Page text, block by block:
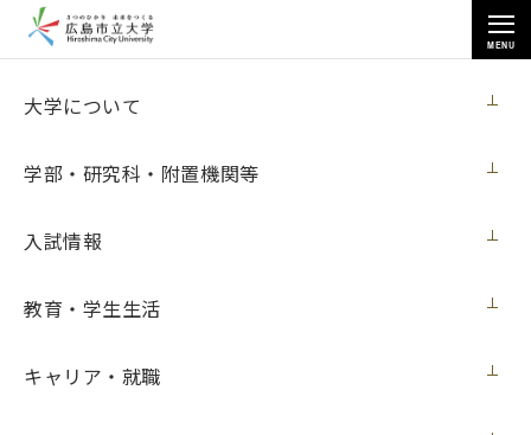
大学について
学部・研究科・附置機関等
入試情報
教育・学生生活
キャリア・就職
MENU
トップページ>お知らせ
お知らせ
食堂の開放について（５月28日更新）